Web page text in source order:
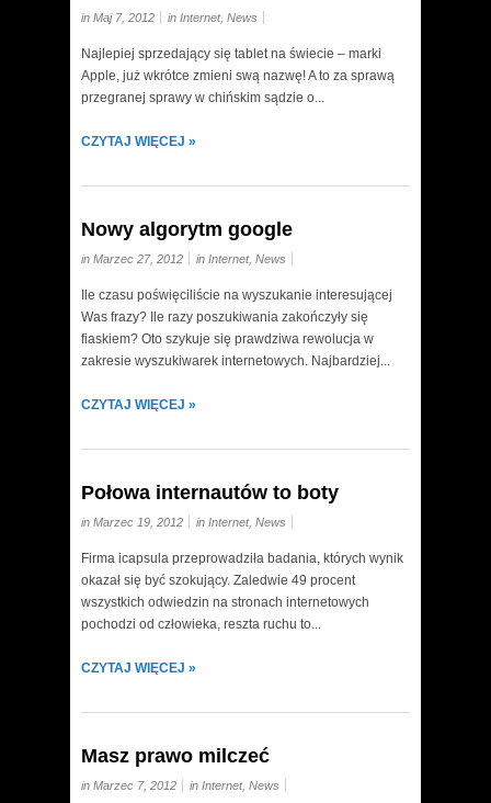
in Maj 7, 2012 in Internet, News
Najlepiej sprzedający się tablet na świecie – marki
Apple, już wkrótce zmieni swą nazwę! A to za sprawą
przegranej sprawy w chińskim sądzie o...
CZYTAJ WIĘCEJ »
Nowy algorytm google
in Marzec 27, 2012 in Internet, News
Ile czasu poświęciliście na wyszukanie interesującej
Was frazy? Ile razy poszukiwania zakończyły się
fiaskiem? Oto szykuje się prawdziwa rewolucja w
zakresie wyszukiwarek internetowych. Najbardziej...
CZYTAJ WIĘCEJ »
Połowa internautów to boty
in Marzec 19, 2012 in Internet, News
Firma icapsula przeprowadziła badania, których wynik
okazał się być szokujący. Zaledwie 49 procent
wszystkich odwiedzin na stronach internetowych
pochodzi od człowieka, reszta ruchu to...
CZYTAJ WIĘCEJ »
Masz prawo milczeć
in Marzec 7, 2012 in Internet, News